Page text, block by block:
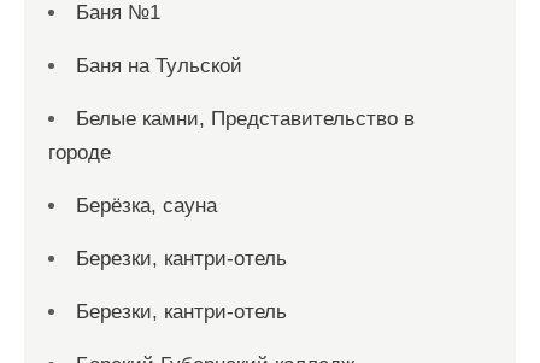
Баня №1
Баня на Тульской
Белые камни, Представительство в
городе
Берёзка, сауна
Березки, кантри-отель
Березки, кантри-отель